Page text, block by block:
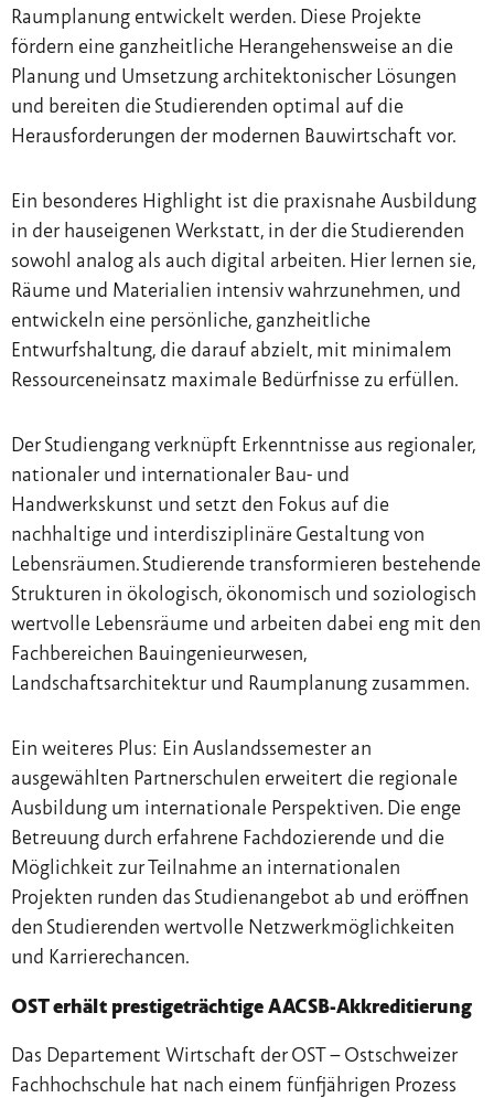
Raumplanung entwickelt werden. Diese Projekte
fördern eine ganzheitliche Herangehensweise an die
Planung und Umsetzung architektonischer Lösungen
und bereiten die Studierenden optimal auf die
Herausforderungen der modernen Bauwirtschaft vor.
Ein besonderes Highlight ist die praxisnahe Ausbildung
in der hauseigenen Werkstatt, in der die Studierenden
sowohl analog als auch digital arbeiten. Hier lernen sie,
Räume und Materialien intensiv wahrzunehmen, und
entwickeln eine persönliche, ganzheitliche
Entwurfshaltung, die darauf abzielt, mit minimalem
Ressourceneinsatz maximale Bedürfnisse zu erfüllen.
Der Studiengang verknüpft Erkenntnisse aus regionaler,
nationaler und internationaler Bau- und
Handwerkskunst und setzt den Fokus auf die
nachhaltige und interdisziplinäre Gestaltung von
Lebensräumen. Studierende transformieren bestehende
Strukturen in ökologisch, ökonomisch und soziologisch
wertvolle Lebensräume und arbeiten dabei eng mit den
Fachbereichen Bauingenieurwesen,
Landschaftsarchitektur und Raumplanung zusammen.
Ein weiteres Plus: Ein Auslandssemester an
ausgewählten Partnerschulen erweitert die regionale
Ausbildung um internationale Perspektiven. Die enge
Betreuung durch erfahrene Fachdozierende und die
Möglichkeit zur Teilnahme an internationalen
Projekten runden das Studienangebot ab und eröffnen
den Studierenden wertvolle Netzwerkmöglichkeiten
und Karrierechancen.
OST erhält prestigeträchtige AACSB-Akkreditierung
Das Departement Wirtschaft der OST – Ostschweizer
Fachhochschule hat nach einem fünfjährigen Prozess